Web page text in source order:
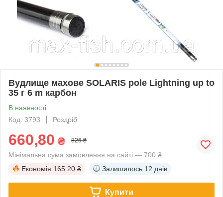
Вудлище махове SOLARIS pole Lightning up to
35 г 6 m карбон
В наявності
Код: 3793
Роздріб
660,80 ₴ 826 ₴
Мінімальна сума замовлення на сайті — 700 ₴
Економія 165.20 ₴ Залишилось 12 днів
Купити